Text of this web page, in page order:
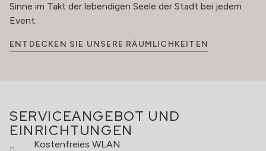
Sinne im Takt der lebendigen Seele der Stadt bei jedem
Event.
ENTDECKEN SIE UNSERE RÄUMLICHKEITEN
SERVICEANGEBOT UND
EINRICHTUNGEN
Kostenfreies WLAN